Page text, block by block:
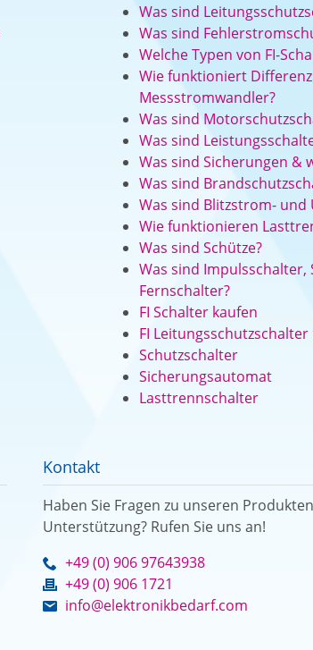
Was sind
Was sind
Welche Typen von FI-
Wie funktioniert
Messstromwandler?
Was sind
Was sind
Was sind Sicherungen &
Was sind
Was sind Blitzstrom-
Wie funktionieren
Was sind Schütze?
Was sind
Fernschalter?
FI Schalter kaufen
FI Leitungsschutzschalter
Schutzschalter
Sicherungsautomat
Lasttrennschalter
Kontakt
Haben Sie Fragen zu unseren
Unterstützung? Rufen Sie uns an!
+49 (0) 906 97643938
+49 (0) 906 1721
info@elektronikbedarf.com